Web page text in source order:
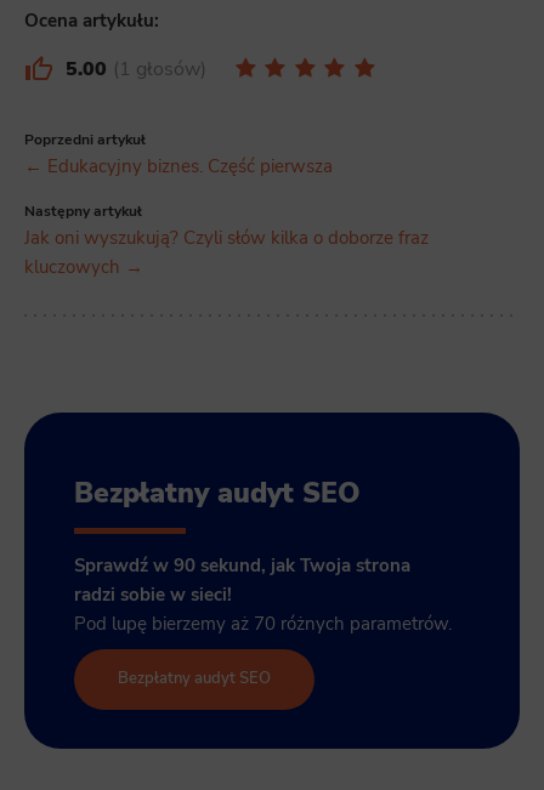
Ocena artykułu:
5.00 1 głosów
Poprzedni artykuł
← Edukacyjny biznes. Część pierwsza
Następny artykuł
Jak oni wyszukują? Czyli słów kilka o doborze fraz
kluczowych →
Bezpłatny audyt SEO
Sprawdź w 90 sekund, jak Twoja strona
radzi sobie w sieci!
Pod lupę bierzemy aż 70 różnych parametrów.
Bezpłatny audyt SEO